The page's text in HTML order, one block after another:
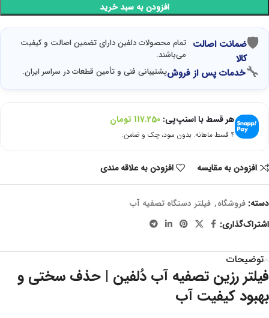
افزودن به سبد خرید
🛡ضمانت اصالت
کالا
تمام محصولات دلفین دارای تضمین اصالت و کیفیت
می‌باشند.
🔧خدمات پس از فروشپشتیبانی فنی و تأمین قطعات در سراسر ایران.
هر قسط با اسنپ‌پی: 117.250 تومان
۴ قسط ماهانه. بدون سود، چک و ضامن.
افزودن به مقایسه افزودن به علاقه مندی
دسته: فروشگاه, فیلتر دستگاه تصفیه آب
اشتراک‌گذاری:
توضیحات
فیلتر رزین تصفیه آب دُلفین | حذف سختی و
بهبود کیفیت آب